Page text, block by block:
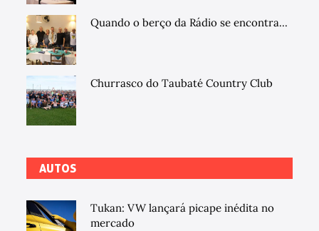
Quando o berço da Rádio se encontra...
Churrasco do Taubaté Country Club
AUTOS
Tukan: VW lançará picape inédita no
mercado